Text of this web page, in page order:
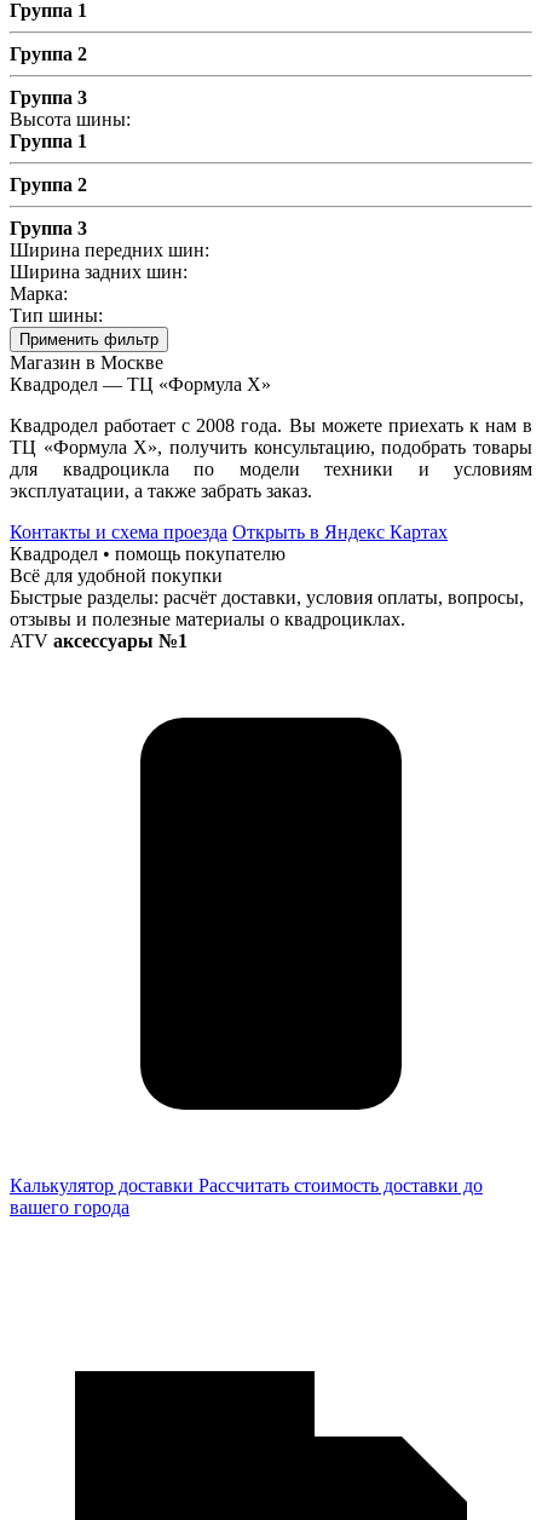
Группа 1
Группа 2
Группа 3
Высота шины:
Группа 1
Группа 2
Группа 3
Ширина передних шин:
Ширина задних шин:
Марка:
Тип шины:
Применить фильтр
Магазин в Москве
Квадродел — ТЦ «Формула Х»
Квадродел работает с 2008 года. Вы можете приехать к нам в
ТЦ «Формула Х», получить консультацию, подобрать товары
для квадроцикла по модели техники и условиям
эксплуатации, а также забрать заказ.
Контакты и схема проезда Открыть в Яндекс Картах
Квадродел • помощь покупателю
Всё для удобной покупки
Быстрые разделы: расчёт доставки, условия оплаты, вопросы,
отзывы и полезные материалы о квадроциклах.
ATV аксессуары №1
Калькулятор доставки Рассчитать стоимость доставки до
вашего города